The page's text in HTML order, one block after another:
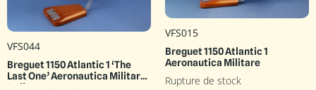
VFS044
Breguet 1150 Atlantic 1 ‘The
Last One’ Aeronautica Militare
Italiana
VFS015
Breguet 1150 Atlantic 1
Aeronautica Militare
Rupture de stock